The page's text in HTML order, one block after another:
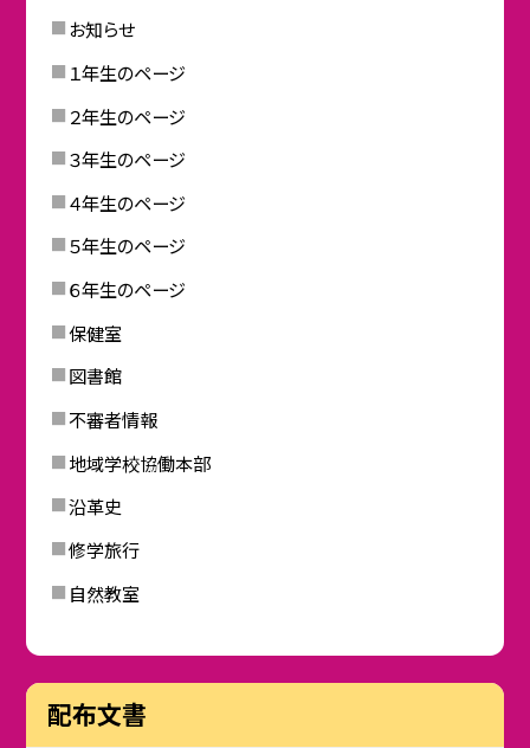
お知らせ
１年生のページ
２年生のページ
３年生のページ
４年生のページ
５年生のページ
６年生のページ
保健室
図書館
不審者情報
地域学校協働本部
沿革史
修学旅行
自然教室
配布文書